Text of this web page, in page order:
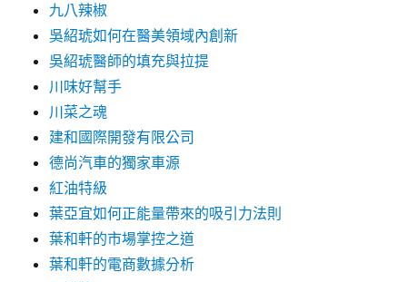
九八辣椒
吳紹琥如何在醫美領域內創新
吳紹琥醫師的填充與拉提
川味好幫手
川菜之魂
建和國際開發有限公司
德尚汽車的獨家車源
紅油特級
葉亞宜如何正能量帶來的吸引力法則
葉和軒的市場掌控之道
葉和軒的電商數據分析